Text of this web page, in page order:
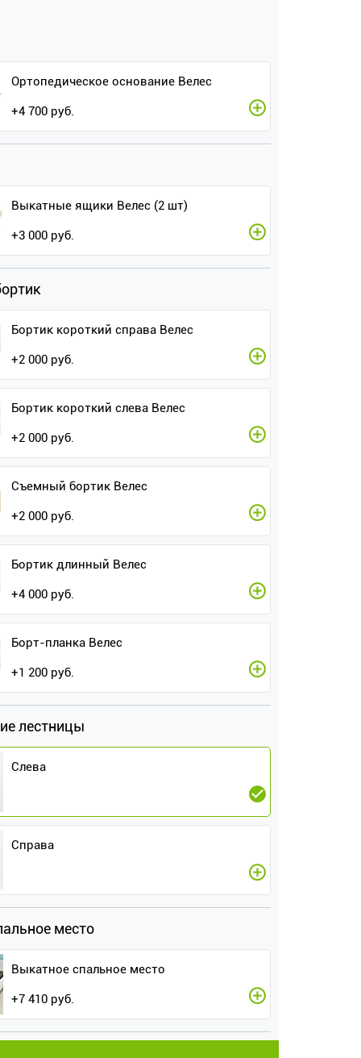
Ортопедическое основание Велес
+4 700 руб.
Выкатные ящики Велес (2 шт)
+3 000 руб.
Бортик короткий справа Велес
+2 000 руб.
Бортик короткий слева Велес
+2 000 руб.
Съемный бортик Велес
+2 000 руб.
Бортик длинный Велес
+4 000 руб.
Борт-планка Велес
+1 200 руб.
лестницы
Слева
Справа
место
Выкатное спальное место
+7 410 руб.